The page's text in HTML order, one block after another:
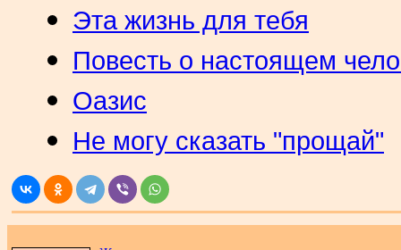
Эта жизнь для тебя
Повесть о настоящем
Оазис
Не могу сказать "прощай"